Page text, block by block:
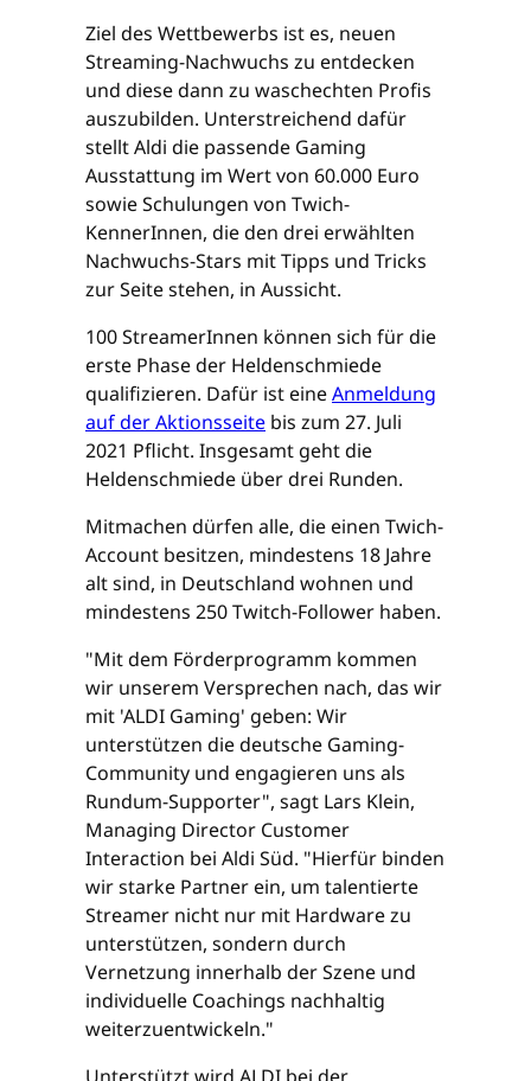
Ziel des Wettbewerbs ist es, neuen
Streaming-Nachwuchs zu entdecken
und diese dann zu waschechten Profis
auszubilden. Unterstreichend dafür
stellt Aldi die passende Gaming
Ausstattung im Wert von 60.000 Euro
sowie Schulungen von Twich-
KennerInnen, die den drei erwählten
Nachwuchs-Stars mit Tipps und Tricks
zur Seite stehen, in Aussicht.
100 StreamerInnen können sich für die
erste Phase der Heldenschmiede
qualifizieren. Dafür ist eineAnmeldung
auf der Aktionsseite bis zum 27. Juli
2021 Pflicht. Insgesamt geht die
Heldenschmiede über drei Runden.
Mitmachen dürfen alle, die einen Twich-
Account besitzen, mindestens 18 Jahre
alt sind, in Deutschland wohnen und
mindestens 250 Twitch-Follower haben.
"Mit dem Förderprogramm kommen
wir unserem Versprechen nach, das wir
mit 'ALDI Gaming' geben: Wir
unterstützen die deutsche Gaming-
Community und engagieren uns als
Rundum-Supporter", sagt Lars Klein,
Managing Director Customer
Interaction bei Aldi Süd. "Hierfür binden
wir starke Partner ein, um talentierte
Streamer nicht nur mit Hardware zu
unterstützen, sondern durch
Vernetzung innerhalb der Szene und
individuelle Coachings nachhaltig
weiterzuentwickeln."